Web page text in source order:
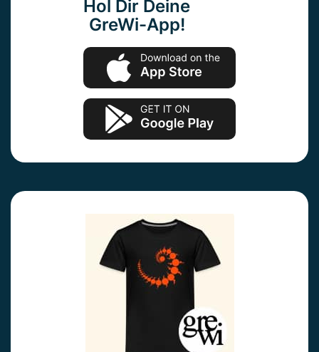
Hol Dir Deine
GreWi-App!